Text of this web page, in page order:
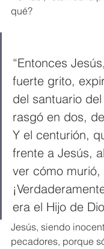
qué?
“Entonces
fuerte grito,
del santuario
rasgó en dos,
Y el centurión,
frente a Jesús,
ver cómo
era el Hijo de
Jesús, siendo
pecadores, porque